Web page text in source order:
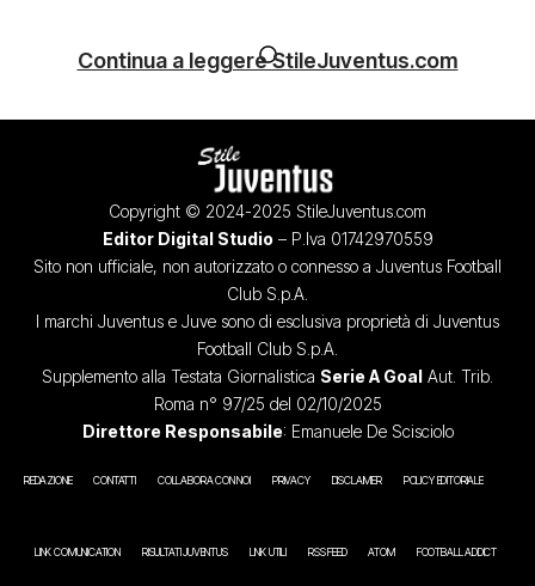
Continua a leggere StileJuventus.com
Copyright © 2024-2025 StileJuventus.com
Editor Digital Studio – P.Iva 01742970559
Sito non ufficiale, non autorizzato o connesso a Juventus Football
Club S.p.A.
I marchi Juventus e Juve sono di esclusiva proprietà di Juventus
Football Club S.p.A.
Supplemento alla Testata Giornalistica Serie A Goal Aut. Trib.
Roma n° 97/25 del 02/10/2025
Direttore Responsabile: Emanuele De Scisciolo
REDAZIONE CONTATTI COLLABORA CON NOI PRIVACY DISCLAIMER POLICY EDITORIALE
LINK COMUNICATION RISULTATI JUVENTUS LINK UTILI RSS FEED ATOM FOOTBALL ADDICT